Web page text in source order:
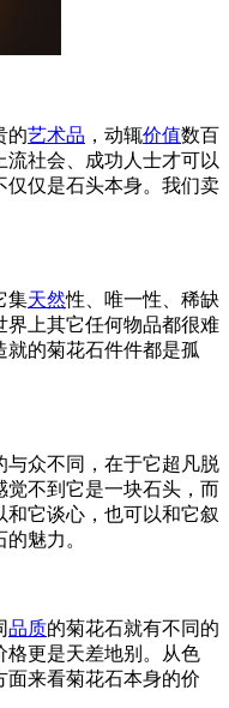
的艺术品 ，动辄价值数百
社会、成功人士才可以
仅仅是石头本身。我们卖
集天然性、唯一性、稀缺
界上其它任何物品都很难
就的菊花石件件都是孤
与众不同，在于它超凡脱
觉不到它是一块石头，而
它谈心，也可以和它叙
魅力。
品质的菊花石就有不同的
格更是天差地别。从色
来看菊花石本身的价